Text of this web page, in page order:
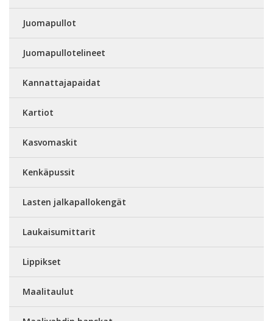
Juomapullot
Juomapullotelineet
Kannattajapaidat
Kartiot
Kasvomaskit
Kenkäpussit
Lasten jalkapallokengät
Laukaisumittarit
Lippikset
Maalitaulut